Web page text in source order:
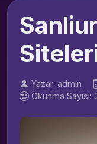
Yazar: admin
Okunma Sayısı: